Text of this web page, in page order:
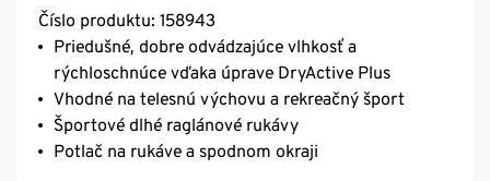
Číslo produktu: 158943
Priedušné, dobre odvádzajúce vlhkosť a
rýchloschnúce vďaka úprave DryActive Plus
Vhodné na telesnú výchovu a rekreačný šport
Športové dlhé raglánové rukávy
Potlač na rukáve a spodnom okraji